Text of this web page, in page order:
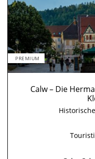
PREMIUM
Calw – Die